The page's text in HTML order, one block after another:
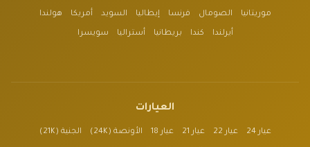
موريتانيا الصومال فرنسا إيطاليا السويد أمريكا هولندا
أيرلندا كندا بريطانيا أستراليا سويسرا
العيارات
عيار 24 عيار 22 عيار 21 عيار 18 الأونصة (24K) الجنية (21K)